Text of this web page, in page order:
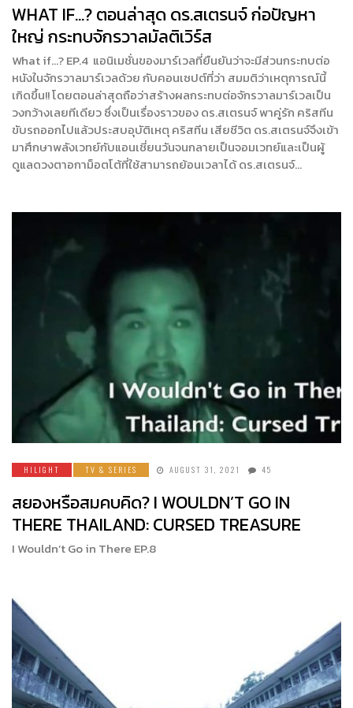
WHAT IF…? ตอนล่าสุด ดร.สเตรนจ์ ก่อปัญหา
ใหญ่ กระทบจักรวาลมัลติเวิร์ส
What if…? EP.4 แอนิเมชั่นของมาร์เวลที่ยืนยันว่าจะมีส่วนกระทบต่อ
หนังในจักรวาลมาร์เวลด้วย กับคอนเซปต์ที่ว่า สมมติว่าเหตุการณ์นี้
เกิดขึ้น!! โดยตอนล่าสุดถือว่าสร้างผลกระทบต่อจักรวาลมาร์เวลเป็น
วงกว้างเลยทีเดียว ซึ่งเป็นเรื่องราวของ ดร.สเตรนจ์ พาคู่รัก คริสทีน
ขับรถออกไปแล้วประสบอุบัติเหตุ คริสทีน เสียชีวิต ดร.สเตรนจ์จึงเข้า
มาศึกษาพลังเวทย์กับแอนเชี่ยนวันจนกลายเป็นจอมเวทย์และเป็นผู้
ดูแลดวงตาอกาม็อตโต้ที่ใช้สามารถย้อนเวลาได้ ดร.สเตรนจ์…
HILIGHT TV & SERIES AUGUST 31, 2021 45
สยองหรือสมคบคิด? I WOULDN’T GO IN
THERE THAILAND: CURSED TREASURE
I Wouldn’t Go in There EP.8